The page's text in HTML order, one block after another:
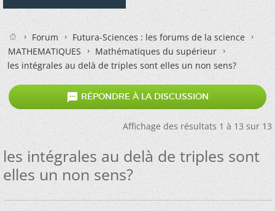
Forum
Futura-Sciences : les forums de la science
MATHEMATIQUES
Mathématiques du supérieur
les intégrales au delà de triples sont elles un non sens?
 RÉPONDRE À LA DISCUSSION
Affichage des résultats 1 à 13 sur 13
les intégrales au delà de triples sont
elles un non sens?